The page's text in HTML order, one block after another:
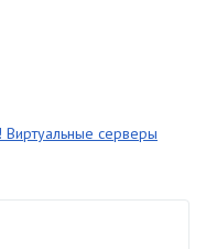
Виртуальные серверы